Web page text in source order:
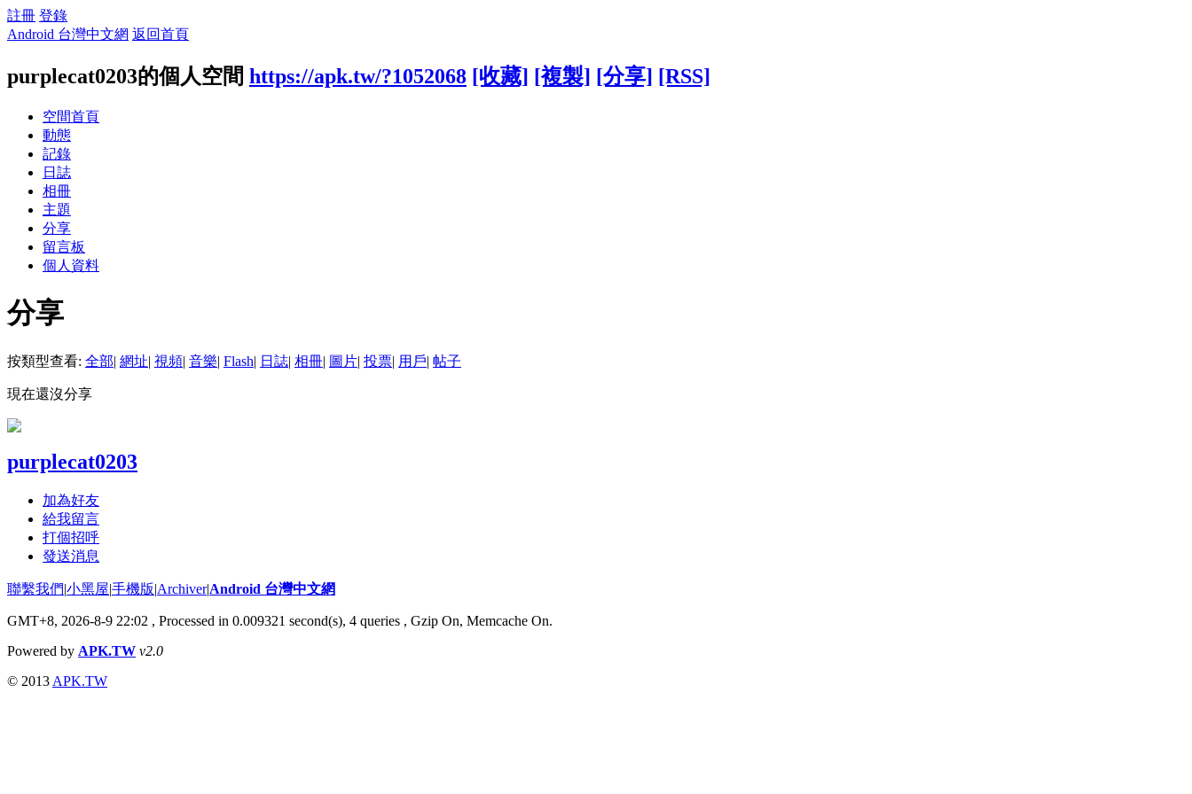
註冊 登錄
Android 台灣中文網 返回首頁
purplecat0203的個人空間 https://apk.tw/?1052068 [收藏] [複製] [分享] [RSS]
空間首頁
動態
記錄
日誌
相冊
主題
分享
留言板
個人資料
分享
按類型查看: 全部| 網址| 視頻| 音樂| Flash| 日誌| 相冊| 圖片| 投票| 用戶| 帖子
現在還沒分享
purplecat0203
加為好友
給我留言
打個招呼
發送消息
聯繫我們|小黑屋|手機版|Archiver|Android 台灣中文網
GMT+8, 2026-8-9 22:02 , Processed in 0.009321 second(s), 4 queries , Gzip On, Memcache On.
Powered by APK.TW v2.0
© 2013 APK.TW